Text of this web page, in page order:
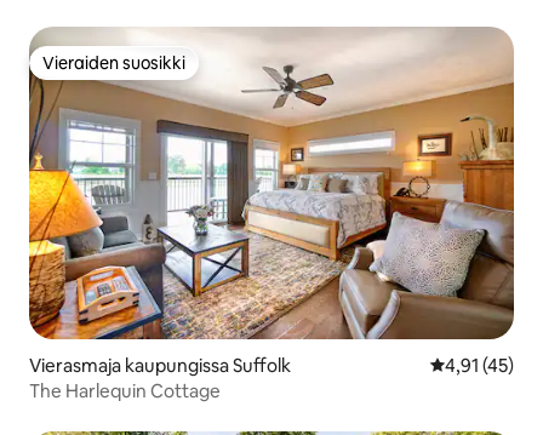
Vieraiden suosikki
Vieraiden suosikki
Vierasmaja kaupungissa Suffolk
4,91 (45)
The Harlequin Cottage